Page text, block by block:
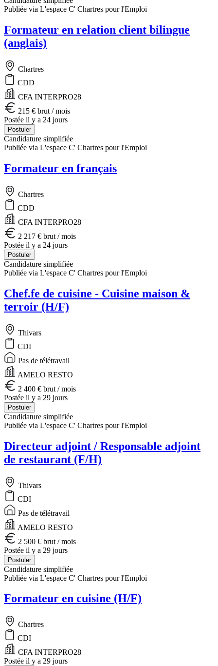
Publiée via L'espace C' Chartres pour l'Emploi
Formateur en relation client bilingue
(anglais)
Chartres
CDD
CFA INTERPRO28
215 € brut / mois
Postée il y a 24 jours
Postuler
Candidature simplifiée
Publiée via L'espace C' Chartres pour l'Emploi
Formateur en français
Chartres
CDD
CFA INTERPRO28
2 217 € brut / mois
Postée il y a 24 jours
Postuler
Candidature simplifiée
Publiée via L'espace C' Chartres pour l'Emploi
Chef.fe de cuisine - Cuisine maison &
terroir (H/F)
Thivars
CDI
Pas de télétravail
AMELO RESTO
2 400 € brut / mois
Postée il y a 29 jours
Postuler
Candidature simplifiée
Publiée via L'espace C' Chartres pour l'Emploi
Directeur adjoint / Responsable adjoint
de restaurant (F/H)
Thivars
CDI
Pas de télétravail
AMELO RESTO
2 500 € brut / mois
Postée il y a 29 jours
Postuler
Candidature simplifiée
Publiée via L'espace C' Chartres pour l'Emploi
Formateur en cuisine (H/F)
Chartres
CDI
CFA INTERPRO28
Postée il y a 29 jours